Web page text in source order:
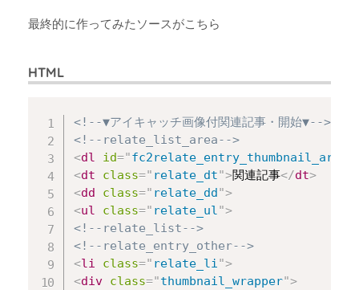
最終的に作ってみたソースがこちら
HTML
<!--▼アイキャッチ画像付関連記事・開始▼-->
<!--relate_list_area-->
<dl id="fc2relate_entry_thumbnail_area
<dt class=" relate_dt">関連記事</dt>
<dd class=" relate_dd">
<ul class=" relate_ul">
<!--relate_list-->
<!--relate_entry_other-->
<li class=" relate_li">
<div class="thumbnail_wrapper">